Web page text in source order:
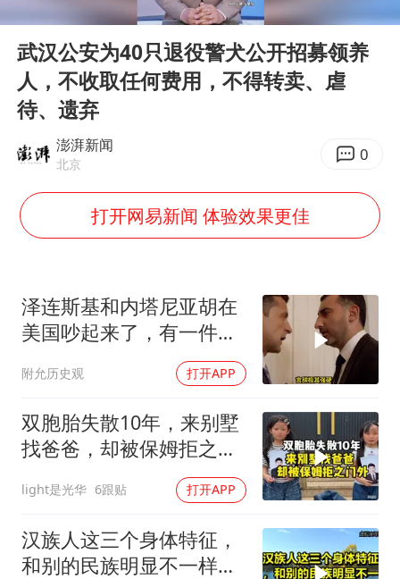
公司“上四休三”但要降薪1000元
47岁妈妈突然产女 26岁女儿：很震惊
段绚竞因公牺牲 年仅44岁
奋进开新局 实干挑大梁
Play
武汉公安为40只退役警犬公开招募领养
人，不收取任何费用，不得转卖、虐
待、遗弃
澎湃新闻
北京 0
打开网易新闻 体验效果更佳
泽连斯基和内塔尼亚胡在
美国吵起来了，有一件事
附允历史观 打开APP
双胞胎失散10年，来别墅
找爸爸，却被保姆拒之门
light是光华 6跟贴 打开APP
汉族人这三个身体特征，
和别的民族明显不一样！